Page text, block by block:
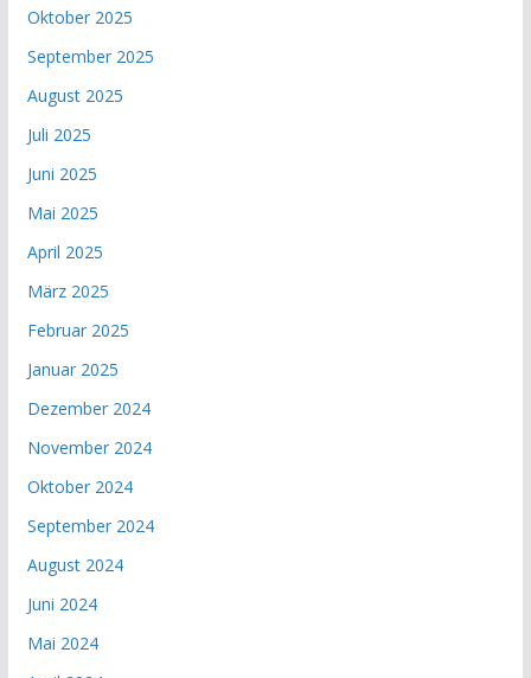
Oktober 2025
September 2025
August 2025
Juli 2025
Juni 2025
Mai 2025
April 2025
März 2025
Februar 2025
Januar 2025
Dezember 2024
November 2024
Oktober 2024
September 2024
August 2024
Juni 2024
Mai 2024